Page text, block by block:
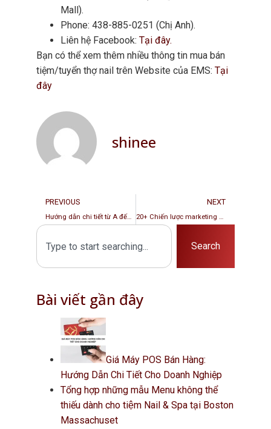
Mall).
Phone: 438-885-0251 (Chị Anh).
Liên hệ Facebook: Tại đây.
Bạn có thể xem thêm nhiều thông tin mua bán
tiệm/tuyển thợ nail trên Website của EMS: Tại
đây
shinee
PREVIOUS
Hướng dẫn chi tiết từ A đến Z các bước mở tiệm nails tại Mỹ (Phần 2)
NEXT
20+ Chiến lược marketing cho nail salon mà các chủ tiệm nhất định phải biết
Search
Bài viết gần đây
Giá Máy POS Bán Hàng:
Hướng Dẫn Chi Tiết Cho Doanh Nghiệp
Tổng hợp những mẫu Menu không thể
thiếu dành cho tiệm Nail & Spa tại Boston
Massachuset